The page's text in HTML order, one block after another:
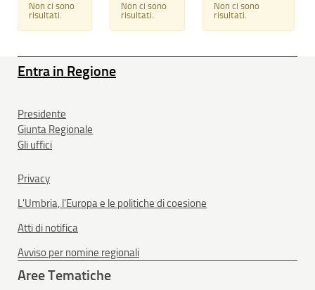
Non ci sono
risultati.
Non ci sono
risultati.
Non ci sono
risultati.
Entra in Regione
Presidente
Giunta Regionale
Gli uffici
Privacy
L'Umbria, l'Europa e le politiche di coesione
Atti di notifica
Avviso per nomine regionali
Aree Tematiche